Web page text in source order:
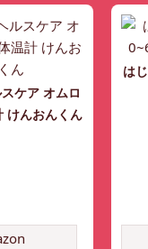
ケア オムロ
けんおんくん
は